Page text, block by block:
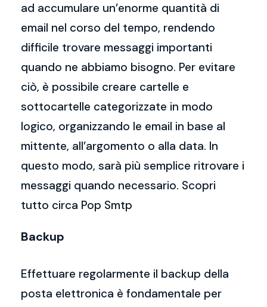
ad accumulare un’enorme quantità di
email nel corso del tempo, rendendo
difficile trovare messaggi importanti
quando ne abbiamo bisogno. Per evitare
ciò, è possibile creare cartelle e
sottocartelle categorizzate in modo
logico, organizzando le email in base al
mittente, all’argomento o alla data. In
questo modo, sarà più semplice ritrovare i
messaggi quando necessario. Scopri
tutto circa Pop Smtp
Backup
Effettuare regolarmente il backup della
posta elettronica è fondamentale per